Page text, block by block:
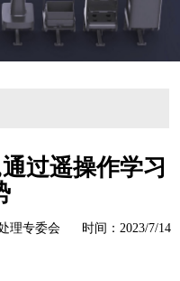
过遥操作学习
理专委会 时间：2023/7/14